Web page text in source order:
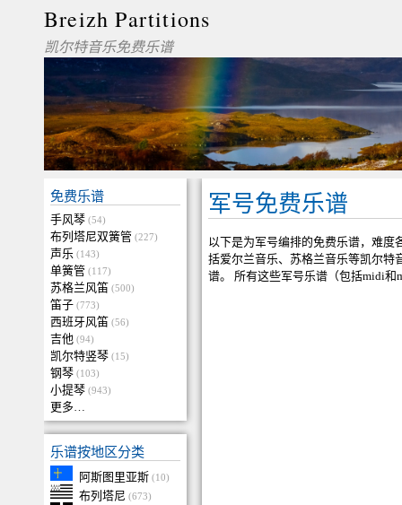
Breizh Partitions
凯尔特音乐免费乐谱
免费乐谱
手风琴 (54)
布列塔尼双簧管 (227)
声乐 (143)
单簧管 (117)
苏格兰风笛 (500)
笛子 (773)
西班牙风笛 (56)
吉他 (94)
凯尔特竖琴 (15)
钢琴 (103)
小提琴 (943)
更多…
乐谱按地区分类
阿斯图里亚斯 (10)
布列塔尼 (673)
军号免费乐谱
以下是为军号编排的免费乐谱，难度
括爱尔兰音乐、苏格兰音乐等凯尔特
谱。 所有这些军号乐谱（包括midi和